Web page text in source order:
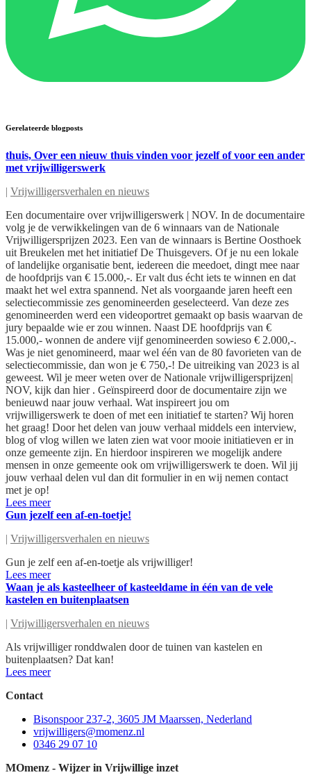
Gerelateerde blogposts
thuis, Over een nieuw thuis vinden voor jezelf of voor een ander
met vrijwilligerswerk
| Vrijwilligersverhalen en nieuws
Een documentaire over vrijwilligerswerk | NOV. In de documentaire
volg je de verwikkelingen van de 6 winnaars van de Nationale
Vrijwilligersprijzen 2023. Een van de winnaars is Bertine Oosthoek
uit Breukelen met het initiatief De Thuisgevers. Of je nu een lokale
of landelijke organisatie bent, iedereen die meedoet, dingt mee naar
de hoofdprijs van € 15.000,-. Er valt dus écht iets te winnen en dat
maakt het wel extra spannend. Net als voorgaande jaren heeft een
selectiecommissie zes genomineerden geselecteerd. Van deze zes
genomineerden werd een videoportret gemaakt op basis waarvan de
jury bepaalde wie er zou winnen. Naast DE hoofdprijs van €
15.000,- wonnen de andere vijf genomineerden sowieso € 2.000,-.
Was je niet genomineerd, maar wel één van de 80 favorieten van de
selectiecommissie, dan won je € 750,-! De uitreiking van 2023 is al
geweest. Wil je meer weten over de Nationale vrijwilligersprijzen|
NOV, kijk dan hier . Geïnspireerd door de documentaire zijn we
benieuwd naar jouw verhaal. Wat inspireert jou om
vrijwilligerswerk te doen of met een initiatief te starten? Wij horen
het graag! Door het delen van jouw verhaal middels een interview,
blog of vlog willen we laten zien wat voor mooie initiatieven er in
onze gemeente zijn. En hierdoor inspireren we mogelijk andere
mensen in onze gemeente ook om vrijwilligerswerk te doen. Wil jij
jouw verhaal delen vul dan dit formulier in en wij nemen contact
met je op!
Lees meer
Gun jezelf een af-en-toetje!
| Vrijwilligersverhalen en nieuws
Gun je zelf een af-en-toetje als vrijwilliger!
Lees meer
Waan je als kasteelheer of kasteeldame in één van de vele
kastelen en buitenplaatsen
| Vrijwilligersverhalen en nieuws
Als vrijwilliger ronddwalen door de tuinen van kastelen en
buitenplaatsen? Dat kan!
Lees meer
Contact
Bisonspoor 237-2, 3605 JM Maarssen, Nederland
vrijwilligers@momenz.nl
0346 29 07 10
MOmenz - Wijzer in Vrijwillige inzet